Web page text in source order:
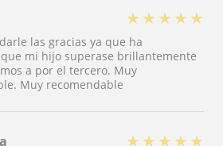
★ ★ ★ ★ ★
las gracias ya que ha
mi hijo superase brillantemente
a por el tercero. Muy
Muy recomendable
★ ★ ★ ★ ★